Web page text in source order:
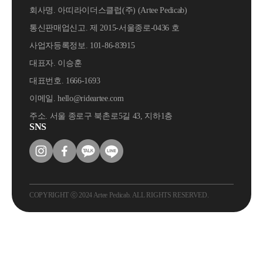
회사명. 아띠라이더스클럽(주) (Artee Pedicab)
통신판매업신고. 제 2015-서울종로-0436 호
사업자등록정보. 101-86-83915
대표자. 이승훈
대표번호. 1666-1693
이메일. hello@rideartee.com
주소. 서울 종로구 북촌로5길 43, 지하1층
SNS
COPYRIGHT ⓒ 2024 Artee Pedicab. ALL RIGHTS RESERVED.